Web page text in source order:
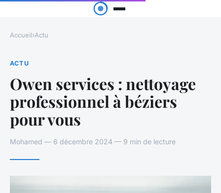
Accueil›Actu
ACTU
Owen services : nettoyage
professionnel à béziers
pour vous
Mohamed — 6 décembre 2024 — 9 min de lecture